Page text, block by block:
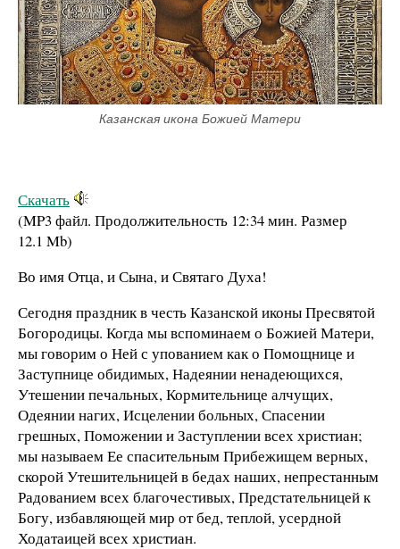
Казанская икона Божией Матери
Скачать
(MP3 файл. Продолжительность 12:34 мин. Размер
12.1 Mb)
Во имя Отца, и Сына, и Святаго Духа!
Сегодня праздник в честь Казанской иконы Пресвятой
Богородицы. Когда мы вспоминаем о Божией Матери,
мы говорим о Ней с упованием как о Помощнице и
Заступнице обидимых, Надеянии ненадеющихся,
Утешении печальных, Кормительнице алчущих,
Одеянии нагих, Исцелении больных, Спасении
грешных, Поможении и Заступлении всех христиан;
мы называем Ее спасительным Прибежищем верных,
скорой Утешительницей в бедах наших, непрестанным
Радованием всех благочестивых, Предстательницей к
Богу, избавляющей мир от бед, теплой, усердной
Ходатаицей всех христиан.